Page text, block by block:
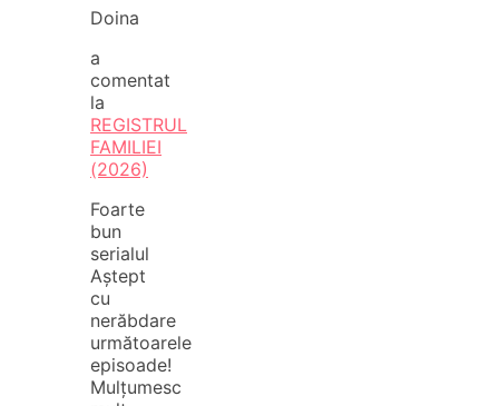
Doina
a
comentat
la
REGISTRUL
FAMILIEI
(2026)
Foarte
bun
serialul
Aștept
cu
nerăbdare
următoarele
episoade!
Mulțumesc